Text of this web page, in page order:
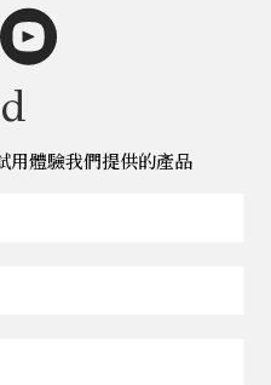
用體驗我們提供的產品